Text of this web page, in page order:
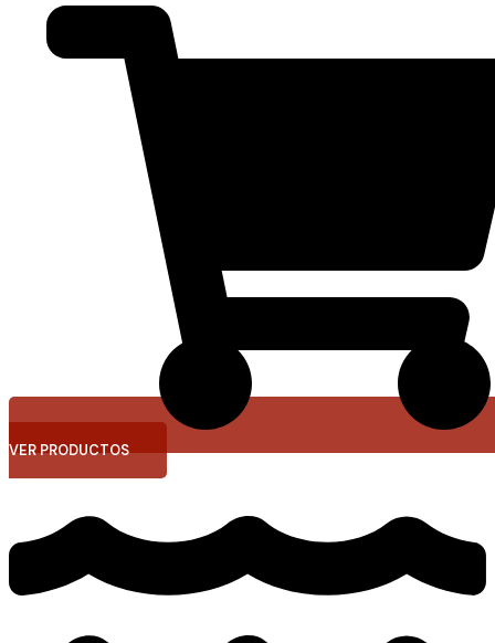
VER PRODUCTOS